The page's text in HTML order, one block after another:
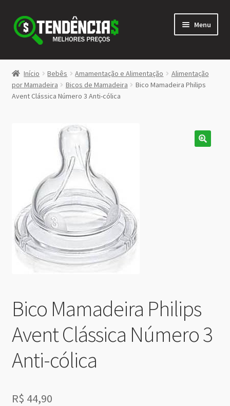
Pular
para
navegação
Pular
para
conteúdo
Menu
LOJA
<>
Início Bebês Amamentação e Alimentação
Alimentação
por Mamadeira
Bicos de Mamadeira
Bico Mamadeira Philips
Avent Clássica Número 3 Anti-cólica
Bico Mamadeira Philips
Avent Clássica Número 3
Anti-cólica
R$ 44,90